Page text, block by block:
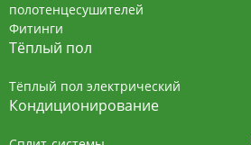
полотенцесушителей
Фитинги
Тёплый пол
Тёплый пол электрический
Кондиционирование